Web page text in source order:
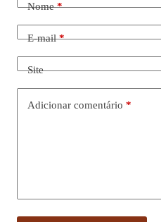
Nome*
E-mail*
Site
Adicionar comentário *